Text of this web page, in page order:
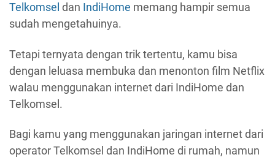
Telkomsel dan IndiHome memang hampir semua
sudah mengetahuinya.
Tetapi ternyata dengan trik tertentu, kamu bisa
dengan leluasa membuka dan menonton film Netflix
walau menggunakan internet dari IndiHome dan
Telkomsel.
Bagi kamu yang menggunakan jaringan internet dari
operator Telkomsel dan IndiHome di rumah, namun